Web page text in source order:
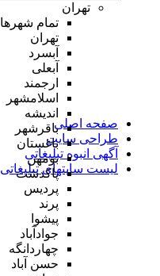
تهران
تمام شهر‌ها
تهران
آبسرد
آبعلی
ارجمند
اسلامشهر
اندیشه
باقرشهر
باغستان
بومهن
پاکدشت
پردیس
پرند
پیشوا
جوادآباد
چهاردانگه
حسن آباد
صفحه اصلی
طراحی سایت
آگهی انبوه تبلیغاتی
لیست سایتهای تبلیغاتی